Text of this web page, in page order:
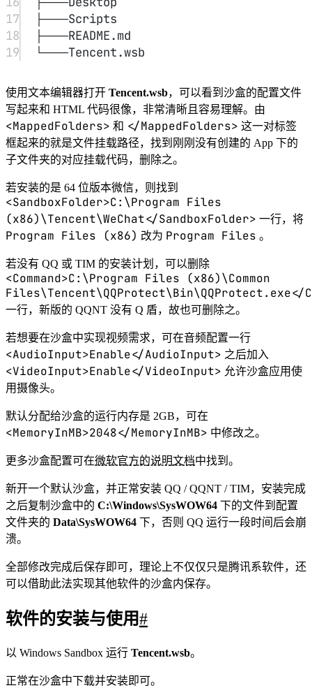
39
del sandbox.txt
40
41
Dism /online /enable-feature
DisposableClientVM
/LimitAccess /ALL
42
43
pause
29
echo .
30
cls
31
Title Sandbox Installer
33
pushd "%~dp0"
34
35
Dism /online /disable-feature
/featurename:Containers-
DisposableClientVM
36
37
dir /b
%SystemRoot%\servicing\Packages
tainers*.mum >sandbox.txt
38
sandbox.txt 2^>nul') do dism /online
/norestart /remove-
package:"%SystemRoot%\servicing\Pack
ages\%%i"
40
41
del sandbox.txt
42
43
pause
17
├───Scripts
18
├───README.md
19
└───Tencent.wsb
使用文本编辑器打开 Tencent.wsb，可以看到沙盒的配置文件
写起来和 HTML 代码很像，非常清晰且容易理解。由
<MappedFolders> 和 </MappedFolders> 这一对标签
框起来的就是文件挂载路径，找到刚刚没有创建的 App 下的
子文件夹的对应挂载代码，删除之。
若安装的是 64 位版本微信，则找到
<SandboxFolder>C:\Program Files
(x86)\Tencent\WeChat</SandboxFolder> 一行，将
Program Files (x86) 改为 Program Files 。
若没有 QQ 或 TIM 的安装计划，可以删除
<Command>C:\Program Files (x86)\Common
Files\Tencent\QQProtect\Bin\QQProtect.exe</
一行，新版的 QQNT 没有 Q 盾，故也可删除之。
若想要在沙盒中实现视频需求，可在音频配置一行
<AudioInput>Enable</AudioInput> 之后加入
<VideoInput>Enable</VideoInput> 允许沙盒应用使
用摄像头。
默认分配给沙盒的运行内存是 2GB，可在
<MemoryInMB>2048</MemoryInMB> 中修改之。
更多沙盒配置可在微软官方的说明文档中找到。
新开一个默认沙盒，并正常安装 QQ / QQNT / TIM，安装完成
之后复制沙盒中的 C:\Windows\SysWOW64 下的文件到配置
文件夹的 Data\SysWOW64 下，否则 QQ 运行一段时间后会崩
溃。
全部修改完成后保存即可，理论上不仅仅只是腾讯系软件，还
可以借助此法实现其他软件的沙盒内保存。
软件的安装与使用#
以 Windows Sandbox 运行 Tencent.wsb。
正常在沙盒中下载并安装即可。